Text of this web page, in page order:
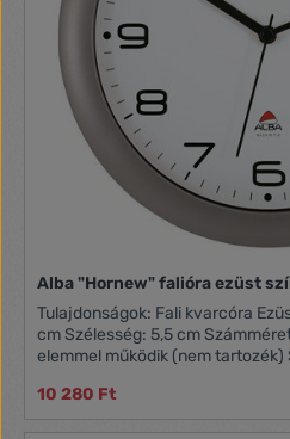
Alba "Hornew" falióra ezüst
Tulajdonságok: Fali kvarcóra Ezüst színű kerettel Átmérő: 30
cm Szélesség: 5,5 cm
elemmel működik (nem
10 280 Ft